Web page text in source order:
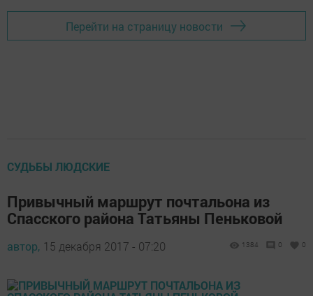
Перейти на страницу новости
СУДЬБЫ ЛЮДСКИЕ
Привычный маршрут почтальона из
Спасского района Татьяны Пеньковой
автор, 15 декабря 2017 - 07:20 1384 0 0